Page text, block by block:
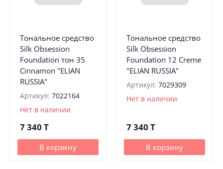
Тональное средство
Silk Obsession
Foundation тон 35
Cinnamon "ELIAN
RUSSIA"
Артикул: 7022164
Нет в наличии
7 340 T
В корзину
Тональное средство
Silk Obsession
Foundation 12 Creme
"ELIAN RUSSIA"
Артикул: 7029309
Нет в наличии
7 340 T
В корзину